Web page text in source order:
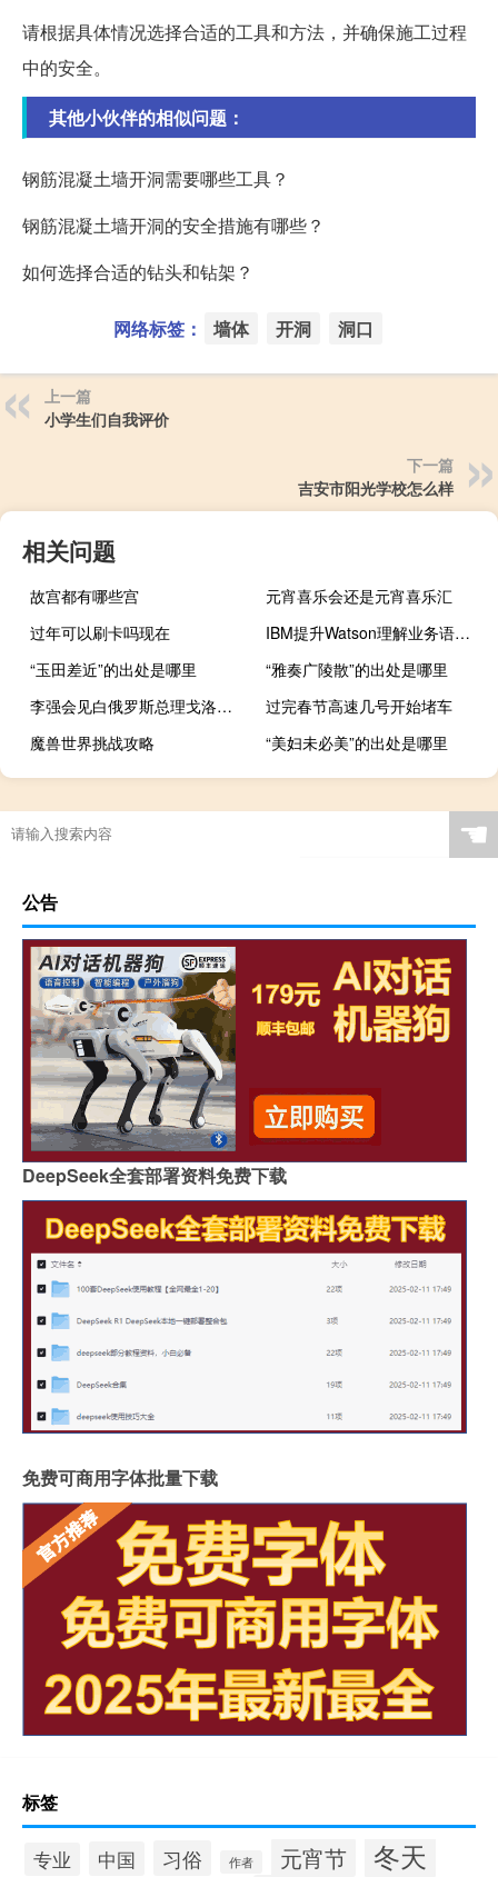
请根据具体情况选择合适的工具和方法，并确保施工过程
中的安全。
其他小伙伴的相似问题：
钢筋混凝土墙开洞需要哪些工具？
钢筋混凝土墙开洞的安全措施有哪些？
如何选择合适的钻头和钻架？
网络标签： 墙体 开洞 洞口
上一篇
小学生们自我评价
下一篇
吉安市阳光学校怎么样
相关问题
故宫都有哪些宫
元宵喜乐会还是元宵喜乐汇
过年可以刷卡吗现在
IBM提升Watson理解业务语言的能力
“玉田差近”的出处是哪里
“雅奏广陵散”的出处是哪里
李强会见白俄罗斯总理戈洛夫琴科
过完春节高速几号开始堵车
魔兽世界挑战攻略
“美妇未必美”的出处是哪里
☚
公告
DeepSeek全套部署资料免费下载
免费可商用字体批量下载
标签
专业 中国 习俗 作者 元宵节 冬天